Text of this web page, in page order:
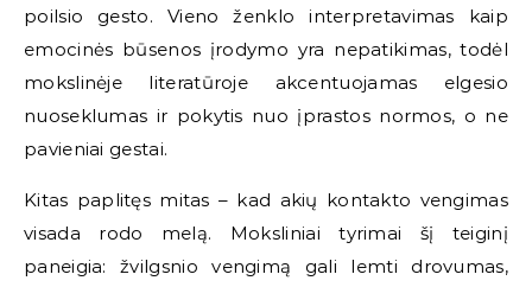
poilsio gesto. Vieno ženklo interpretavimas kaip
emocinės būsenos įrodymo yra nepatikimas, todėl
mokslinėje literatūroje akcentuojamas elgesio
nuoseklumas ir pokytis nuo įprastos normos, o ne
pavieniai gestai.
Kitas paplitęs mitas – kad akių kontakto vengimas
visada rodo melą. Moksliniai tyrimai šį teiginį
paneigia: žvilgsnio vengimą gali lemti drovumas,